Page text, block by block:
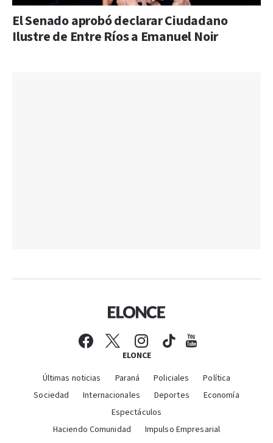
El Senado aprobó declarar Ciudadano
Ilustre de Entre Ríos a Emanuel Noir
ELONCE
Últimas noticias Paraná Policiales
Política
Sociedad
Internacionales Deportes
Economía
Espectáculos
Haciendo Comunidad
Impulso Empresarial